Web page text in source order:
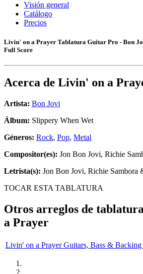
Visión general
Catálogo
Precios
Livin' on a Prayer Tablatura Guitar Pro - Bon
Full Score
Acerca de Livin' on a
Artista: Bon Jovi
Álbum: Slippery When Wet
Géneros: Rock, Pop, Metal
Compositor(es): Jon Bon Jovi, Richie
Letrista(s): Jon Bon Jovi, Richie Sambora
TOCAR ESTA TABLATURA
Otros arreglos de
a Prayer
Livin' on a Prayer Guitars, Bass & Backing